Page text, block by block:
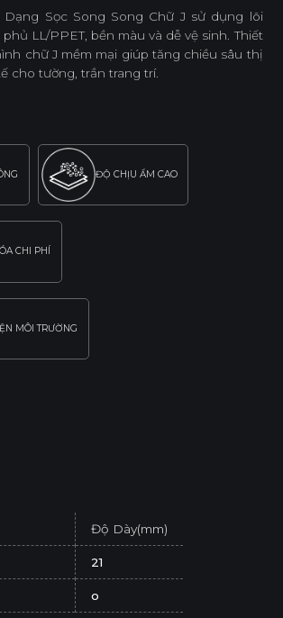
Dạng Sọc Song Song Chữ J sử dụng lõi
LL/PPET, bền màu và dễ vệ sinh. Thiết
chữ J mềm mại giúp tăng chiều sâu thị
cho tường, trần trang trí.
ĐỘ CHỊU ẨM CAO
CHI PHÍ
MÔI TRƯỜNG
Độ Dày(mm)
21
o